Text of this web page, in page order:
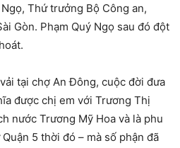
Thứ trưởng Bộ Công an,
Gòn. Phạm Quý Ngọ sau đó đột
tại chợ An Đông, cuộc đời đưa
được chị em với Trương Thị
nước Trương Mỹ Hoa và là phu
5 thời đó – mà số phận đã